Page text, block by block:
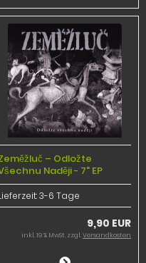
– Odložte
Naději - 7" EP
3-6 Tage
9,90 EUR
inkl. 19 % MwSt. zzgl.Versandkosten